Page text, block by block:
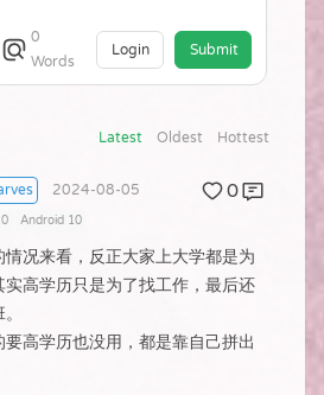
0
Words
Login Submit
Latest Oldest Hottest
2024-08-05 0
Android 10
情况来看，反正大家上大学都是为
实高学历只是为了找工作，最后还
高学历也没用，都是靠自己拼出